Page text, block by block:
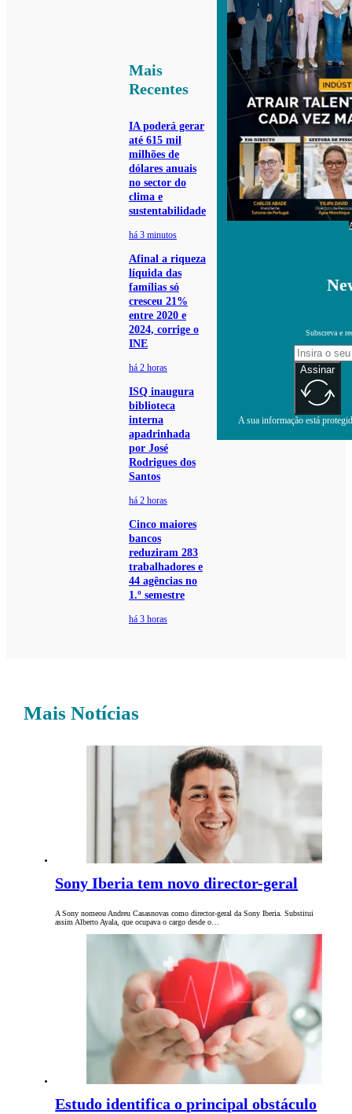
Mais
Recentes
IA poderá gerar
até 615 mil
milhões de
dólares anuais
no sector do
clima e
sustentabilidade
há 3 minutos
Afinal a riqueza
líquida das
famílias só
cresceu 21%
entre 2020 e
2024, corrige o
INE
há 2 horas
ISQ inaugura
biblioteca
interna
apadrinhada
por José
Rodrigues dos
Santos
há 2 horas
Cinco maiores
bancos
reduziram 283
trabalhadores e
44 agências no
1.º semestre
há 3 horas
Subscreva e
Assinar
A sua informação está
Mais Notícias
Sony Iberia tem novo director-geral
A Sony nomeou Andreu Casasnovas como director-geral da Sony Iberia. Substitui
assim Alberto Ayala, que ocupava o cargo desde o…
Estudo identifica o principal obstáculo